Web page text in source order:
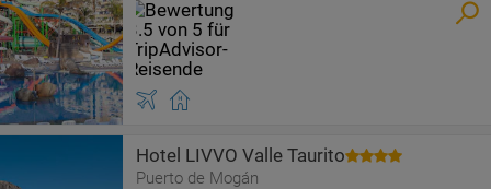
Hotel LIVVO Valle Taurito
Puerto de Mogán